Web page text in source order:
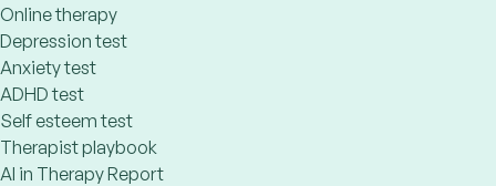
Online therapy
Depression test
Anxiety test
ADHD test
Self esteem test
Therapist playbook
AI in Therapy Report